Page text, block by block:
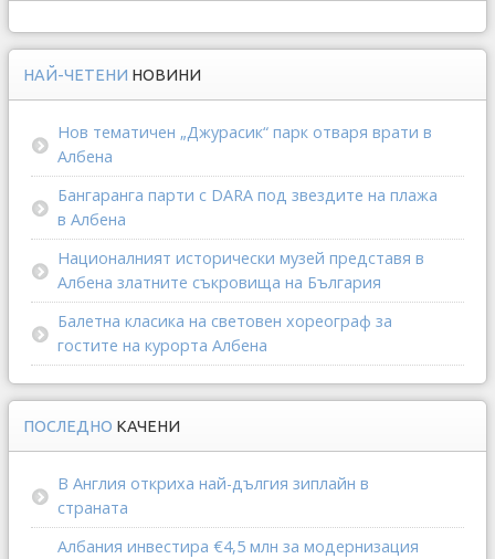
НАЙ-ЧЕТЕНИ НОВИНИ
Нов тематичен „Джурасик“ парк отваря врати в
Албена
Бангаранга парти с DARA под звездите на плажа
в Албена
Националният исторически музей представя в
Албена златните съкровища на България
Балетна класика на световен хореограф за
гостите на курорта Албена
ПОСЛЕДНО КАЧЕНИ
В Англия откриха най-дългия зиплайн в
страната
Албания инвестира €4,5 млн за модернизация